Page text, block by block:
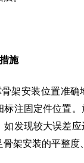
施
骨架安装位置准
标注固定件位置
发现较大误差应
架安装的平整度